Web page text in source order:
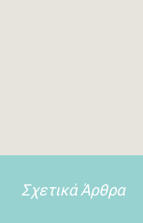
Σχετικά Άρθρα